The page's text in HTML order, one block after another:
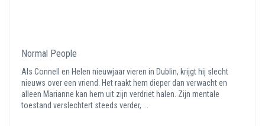
Normal People
Als Connell en Helen nieuwjaar vieren in Dublin, krijgt hij slecht
nieuws over een vriend. Het raakt hem dieper dan verwacht en
alleen Marianne kan hem uit zijn verdriet halen. Zijn mentale
toestand verslechtert steeds verder, ...